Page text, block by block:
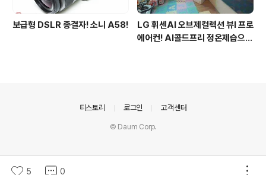
보급형 DSLR 종결자! 소니 A58!
LG 휘센AI 오브제컬렉션 뷰I 프로
에어컨! AI콜드프리 정온제습으로
5 0
티스토리 로그인 고객센터
© Daum Corp.